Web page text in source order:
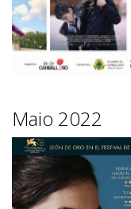
Maio 2022